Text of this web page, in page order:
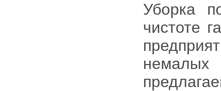
Уборка
чистоте